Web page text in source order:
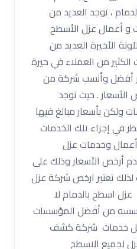
، توجد العديد من
و أعمال عزل الأسطح
الأخيرة العديد من
من العملاء في حيرة
أفضل وأنسب شركة من
. حيث توجد
ولكن بأسعار مبالغ فيها
في إجراء تلك الخدمات
وخدمات عزل
أرخص الأسعار وذلك على
تعتبر ارخص شركة عزل
اسطح بالدمام لا
من أفضل المؤسسات
خدمات شركة كشف
لجميع الاسطح